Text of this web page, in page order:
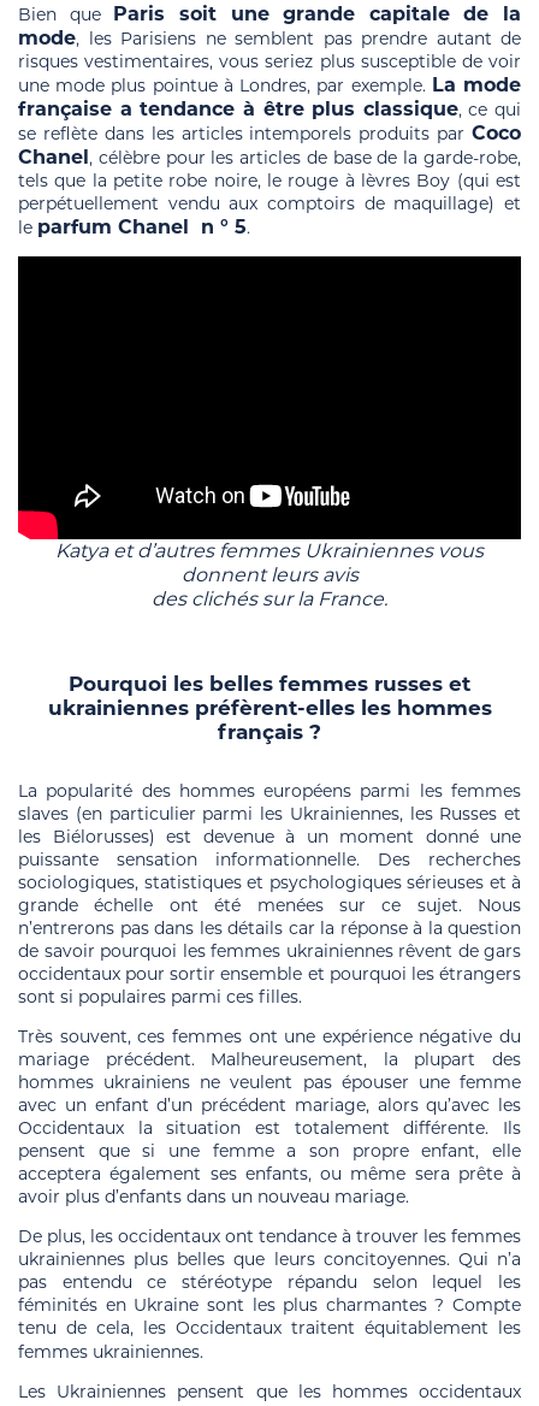
Bien que Paris soit une grande capitale de la
mode, les Parisiens ne semblent pas prendre autant de
risques vestimentaires, vous seriez plus susceptible de voir
une mode plus pointue à Londres, par exemple. La mode
française a tendance à être plus classique, ce qui
se reflète dans les articles intemporels produits par Coco
Chanel, célèbre pour les articles de base de la garde-robe,
tels que la petite robe noire, le rouge à lèvres Boy (qui est
perpétuellement vendu aux comptoirs de maquillage) et
le parfum Chanel n ° 5.
Katya et d’autres femmes Ukrainiennes vous
donnent leurs avis
des clichés sur la France.
Pourquoi les belles femmes russes et
ukrainiennes préfèrent-elles les hommes
français ?
La popularité des hommes européens parmi les femmes
slaves (en particulier parmi les Ukrainiennes, les Russes et
les Biélorusses) est devenue à un moment donné une
puissante sensation informationnelle. Des recherches
sociologiques, statistiques et psychologiques sérieuses et à
grande échelle ont été menées sur ce sujet. Nous
n’entrerons pas dans les détails car la réponse à la question
de savoir pourquoi les femmes ukrainiennes rêvent de gars
occidentaux pour sortir ensemble et pourquoi les étrangers
sont si populaires parmi ces filles.
Très souvent, ces femmes ont une expérience négative du
mariage précédent. Malheureusement, la plupart des
hommes ukrainiens ne veulent pas épouser une femme
avec un enfant d’un précédent mariage, alors qu’avec les
Occidentaux la situation est totalement différente. Ils
pensent que si une femme a son propre enfant, elle
acceptera également ses enfants, ou même sera prête à
avoir plus d’enfants dans un nouveau mariage.
De plus, les occidentaux ont tendance à trouver les femmes
ukrainiennes plus belles que leurs concitoyennes. Qui n’a
pas entendu ce stéréotype répandu selon lequel les
féminités en Ukraine sont les plus charmantes ? Compte
tenu de cela, les Occidentaux traitent équitablement les
femmes ukrainiennes.
Les Ukrainiennes pensent que les hommes occidentaux